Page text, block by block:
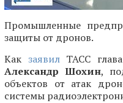
Промышленные
защиты от дронов.
Как заявил ТАСС
Александр Шохин,
объектов от атак
системы